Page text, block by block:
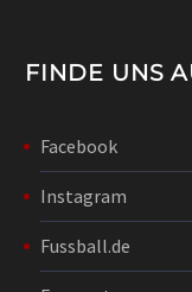
FINDE UNS
Facebook
Instagram
Fussball.de